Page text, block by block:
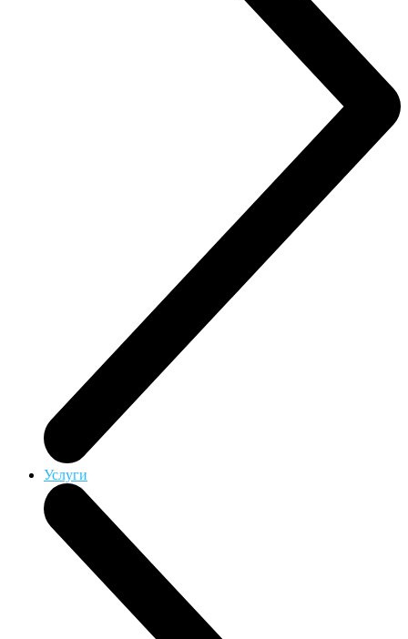
Услуги